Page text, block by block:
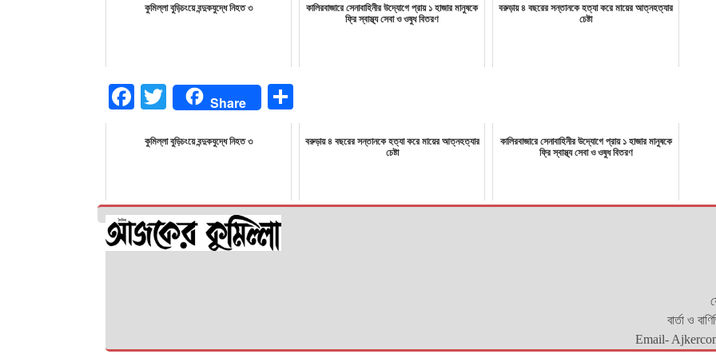
কুমিল্লা বুড়িচংয়ে বন্দুকযুদ্ধে নিহত ৩
কালিরবাজারে সেনাবাহিনীর উদ্যোগে প্রায় ১ হাজার মানুষকে
ফ্রি স্বাস্থ্য সেবা ও ওষুধ বিতরণ
বরুড়ায় ৪ বছরের সন্তানকে হত্যা করে মায়ের আত্নহত্যার
চেষ্টা
Facebook
Twitter Share
কুমিল্লা বুড়িচংয়ে বন্দুকযুদ্ধে নিহত ৩
বরুড়ায় ৪ বছরের সন্তানকে হত্যা করে মায়ের আত্নহত্যার
চেষ্টা
কালিরবাজারে সেনাবাহিনীর উদ্যোগে প্রায় ১ হাজার মানুষকে
ফ্রি স্বাস্থ্য সেবা ও ওষুধ বিতরণ
বার্তা ও
Email-